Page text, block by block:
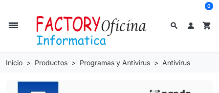
search
dehaze  shopping_cart
0
Inicio Productos Programas y Antivirus Antivirus